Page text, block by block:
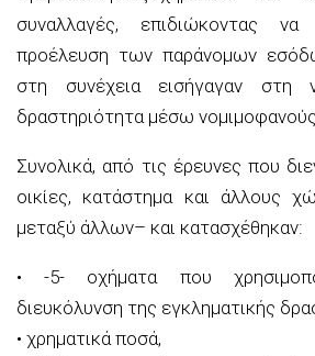
συναλλαγές, επιδιώκοντας
προέλευση των παράνομων
στη συνέχεια εισήγαγαν στη
δραστηριότητα μέσω νομιμοφανούς
Συνολικά, από τις έρευνες που
οικίες, κατάστημα και άλλους
μεταξύ άλλων– και κατασχέθηκαν:
•-5- οχήματα που
διευκόλυνση της εγκληματικής
• χρηματικά ποσά,